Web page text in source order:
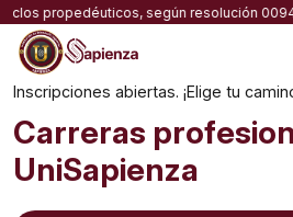
Skip
content
propedéuticos, según resolución
Inscripciones abiertas. ¡Elige tu
Carreras
UniSapienza